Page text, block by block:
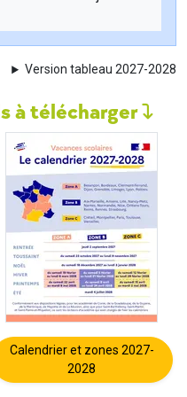
Version tableau 2027-2028
à télécharger
Calendrier et zones 2027-
2028